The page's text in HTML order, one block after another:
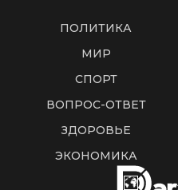
ПОЛИТИКА
МИР
СПОРТ
ВОПРОС-ОТВЕТ
ЗДОРОВЬЕ
ЭКОНОМИКА